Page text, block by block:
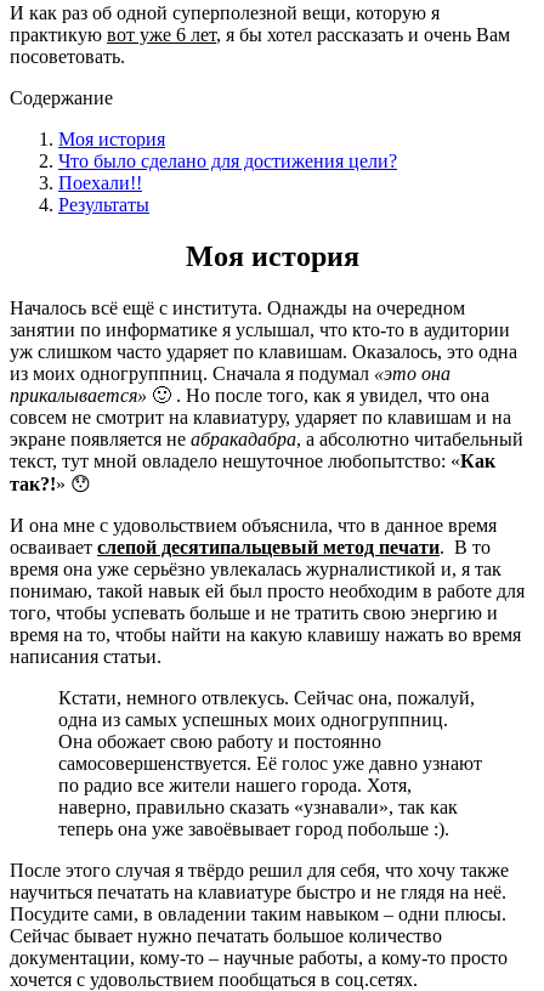
И как раз об одной суперполезной вещи, которую я
практикую вот уже 6 лет, я бы хотел рассказать и очень Вам
посоветовать.
Содержание
Моя история
Что было сделано для достижения цели?
Поехали!!
Результаты
Моя история
Началось всё ещё с института. Однажды на очередном
занятии по информатике я услышал, что кто-то в аудитории
уж слишком часто ударяет по клавишам. Оказалось, это одна
из моих одногруппниц. Сначала я подумал «это она
прикалывается» 🙂 . Но после того, как я увидел, что она
совсем не смотрит на клавиатуру, ударяет по клавишам и на
экране появляется не абракадабра, а абсолютно читабельный
текст, тут мной овладело нешуточное любопытство: «Как
так?!» 😯
И она мне с удовольствием объяснила, что в данное время
осваивает слепой десятипальцевый метод печати. В то
время она уже серьёзно увлекалась журналистикой и, я так
понимаю, такой навык ей был просто необходим в работе для
того, чтобы успевать больше и не тратить свою энергию и
время на то, чтобы найти на какую клавишу нажать во время
написания статьи.
Кстати, немного отвлекусь. Сейчас она, пожалуй,
одна из самых успешных моих одногруппниц.
Она обожает свою работу и постоянно
самосовершенствуется. Её голос уже давно узнают
по радио все жители нашего города. Хотя,
наверно, правильно сказать «узнавали», так как
теперь она уже завоёвывает город побольше :).
После этого случая я твёрдо решил для себя, что хочу также
научиться печатать на клавиатуре быстро и не глядя на неё.
Посудите сами, в овладении таким навыком – одни плюсы.
Сейчас бывает нужно печатать большое количество
документации, кому-то – научные работы, а кому-то просто
хочется с удовольствием пообщаться в соц.сетях.